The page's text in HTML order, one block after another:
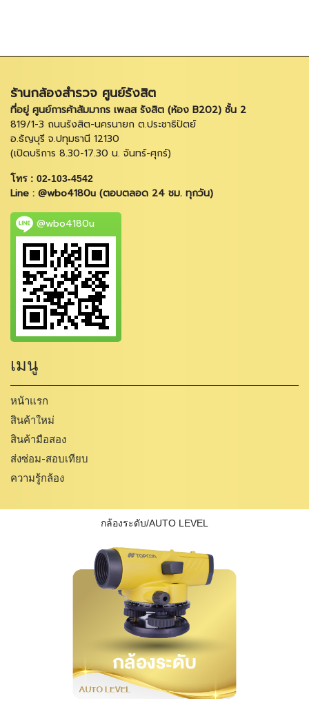
ร้านกล้องสำรวจ ศูนย์รังสิต
ที่อยู่ ศูนย์การค้าสัมมากร เพลส รังสิต (ห้อง B202) ชั้น 2
819/1-3 ถนนรังสิต-นครนายก ต.ประชาธิปัตย์
อ.ธัญบุรี จ.ปทุมธานี 12130
(เปิดบริการ 8.30-17.30 น. จันทร์-ศุกร์)
โทร : 02-103-4542
Line : @wbo4180u (ตอบตลอด 24 ชม. ทุกวัน)
@wbo4180u
เมนู
หน้าแรก
สินค้าใหม่
สินค้ามือสอง
ส่งซ่อม-สอบเทียบ
ความรู้กล้อง
กล้องระดับ/AUTO LEVEL